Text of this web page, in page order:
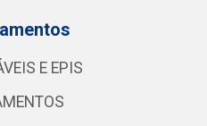
E EPIS